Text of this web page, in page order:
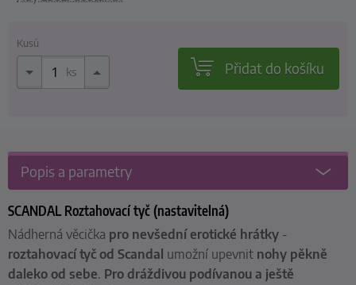
Kusů
ks Přidat do košíku
Popis a parametry
SCANDAL Roztahovací tyč (nastavitelná)
Nádherná věcička pro nevšední erotické hrátky -
roztahovací tyč od Scandal umožní upevnit nohy pěkně
daleko od sebe. Pro dráždivou podívanou a ještě